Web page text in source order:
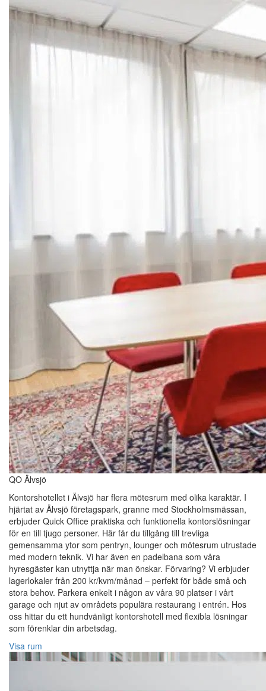
QO Älvsjö
Kontorshotellet i Älvsjö har flera mötesrum med olika karaktär. I
hjärtat av Älvsjö företagspark, granne med Stockholmsmässan,
erbjuder Quick Office praktiska och funktionella kontorslösningar
för en till tjugo personer. Här får du tillgång till trevliga
gemensamma ytor som pentryn, lounger och mötesrum utrustade
med modern teknik. Vi har även en padelbana som våra
hyresgäster kan utnyttja när man önskar. Förvaring? Vi erbjuder
lagerlokaler från 200 kr/kvm/månad – perfekt för både små och
stora behov. Parkera enkelt i någon av våra 90 platser i vårt
garage och njut av områdets populära restaurang i entrén. Hos
oss hittar du ett hundvänligt kontorshotell med flexibla lösningar
som förenklar din arbetsdag.
Visa rum